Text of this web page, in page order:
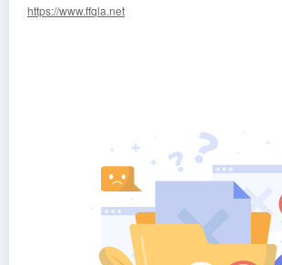
https://www.ffqla.net